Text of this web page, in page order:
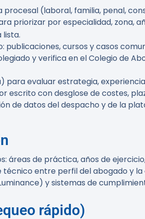
(laboral, familia, penal,
priorizar por especialidad, zona,
publicaciones, cursos y casos
y verifica en el Colegio de
evaluar estrategia,
escrito con desglose de costes,
de datos del despacho y de la
áreas de práctica, años de
entre perfil del abogado y
y sistemas de
rápido)